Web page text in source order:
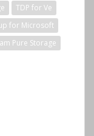
TDP for Ve
for Microsoft
Pure Storage